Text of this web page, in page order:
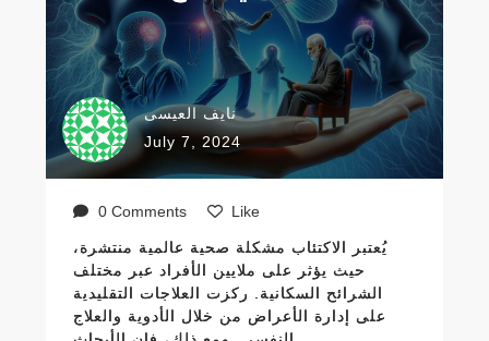
نايف العيسى
July 7, 2024
0 Comments Like
يُعتبر الاكتئاب مشكلة صحية عالمية منتشرة،
حيث يؤثر على ملايين الأفراد عبر مختلف
الشرائح السكانية. ركزت العلاجات التقليدية
على إدارة الأعراض من خلال الأدوية والعلاج